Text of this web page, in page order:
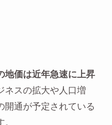
地価は近年急速に上昇
ネスの拡大や人口増
開通が予定されている